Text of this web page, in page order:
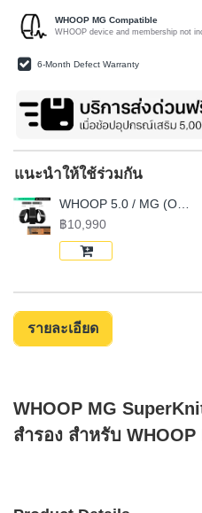
WHOOP MG Compatible
WHOOP device and membership not
6-Month Defect Warranty
แนะนำให้ใช้ร่วมกัน
฿10,990
รายละเอียด
WHOOP MG
สำรอง สำหรับ WHOOP